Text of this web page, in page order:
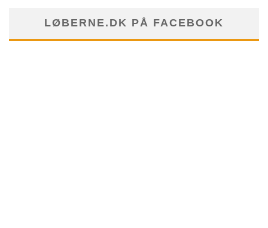
LØBERNE.DK PÅ FACEBOOK